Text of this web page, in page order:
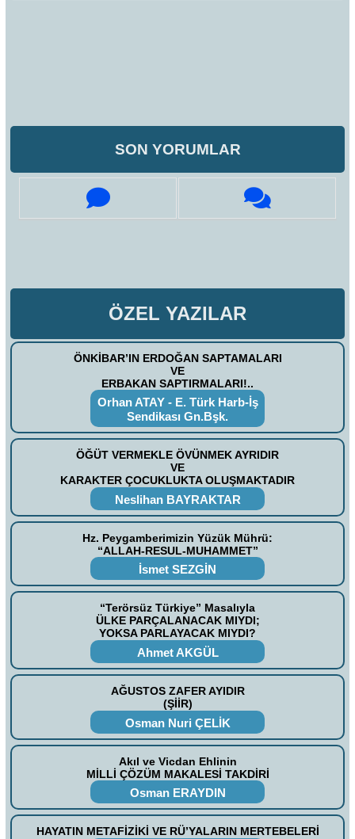
SON YORUMLAR
ÖZEL YAZILAR
ÖNKİBAR’IN ERDOĞAN SAPTAMALARI
VE
ERBAKAN SAPTIRMALARI!..
Orhan ATAY - E. Türk Harb-İş
Sendikası Gn.Bşk.
ÖĞÜT VERMEKLE ÖVÜNMEK AYRIDIR
VE
KARAKTER ÇOCUKLUKTA OLUŞMAKTADIR
Neslihan BAYRAKTAR
Hz. Peygamberimizin Yüzük Mührü:
“ALLAH-RESUL-MUHAMMET”
İsmet SEZGİN
“Terörsüz Türkiye” Masalıyla
ÜLKE PARÇALANACAK MIYDI;
YOKSA PARLAYACAK MIYDI?
Ahmet AKGÜL
AĞUSTOS ZAFER AYIDIR
(ŞİİR)
Osman Nuri ÇELİK
Akıl ve Vicdan Ehlinin
MİLLİ ÇÖZÜM MAKALESİ TAKDİRİ
Osman ERAYDIN
HAYATIN METAFİZİKİ VE RÜ’YALARIN MERTEBELERİ